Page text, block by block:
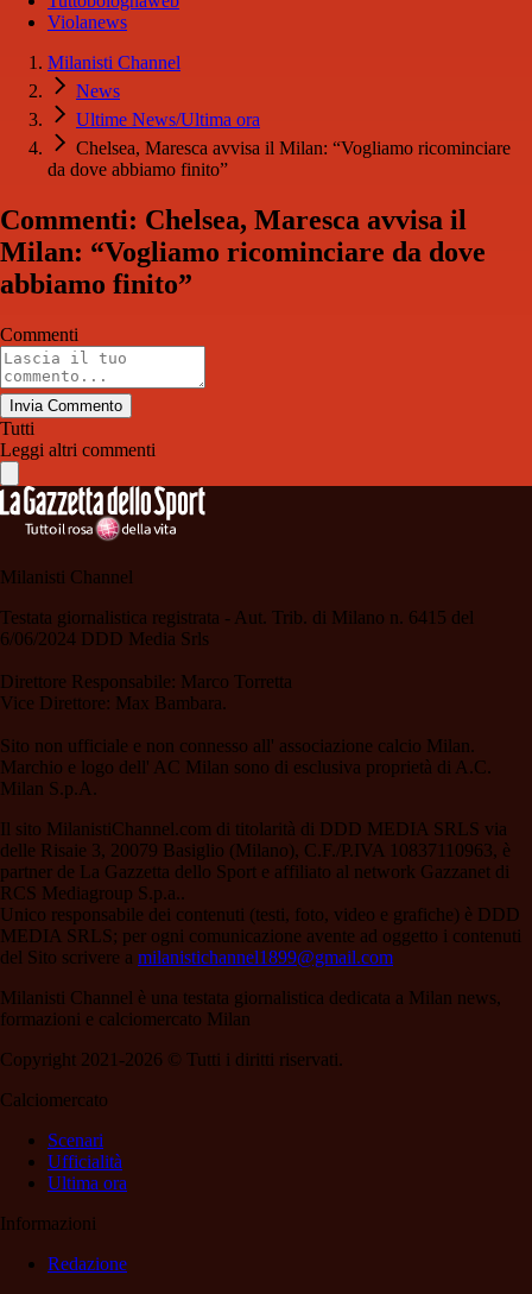
Violanews
Milanisti Channel
News
Ultime News/Ultima ora
Chelsea, Maresca avvisa il Milan: “Vogliamo ricominciare
da dove abbiamo finito”
Commenti: Chelsea, Maresca avvisa il
Milan: “Vogliamo ricominciare da dove
abbiamo finito”
Commenti
Invia Commento
Tutti
Leggi altri commenti
Milanisti Channel
Testata giornalistica registrata - Aut. Trib. di Milano n. 6415 del
6/06/2024 DDD Media Srls
Direttore Responsabile: Marco Torretta
Vice Direttore: Max Bambara.
Sito non ufficiale e non connesso all' associazione calcio Milan.
Marchio e logo dell' AC Milan sono di esclusiva proprietà di A.C.
Milan S.p.A.
Il sito MilanistiChannel.com di titolarità di DDD MEDIA SRLS via
delle Risaie 3, 20079 Basiglio (Milano), C.F./P.IVA 10837110963, è
partner de La Gazzetta dello Sport e affiliato al network Gazzanet di
RCS Mediagroup S.p.a..
Unico responsabile dei contenuti (testi, foto, video e grafiche) è DDD
MEDIA SRLS; per ogni comunicazione avente ad oggetto i contenuti
del Sito scrivere a milanistichannel1899@gmail.com
Milanisti Channel è una testata giornalistica dedicata a Milan news,
formazioni e calciomercato Milan
Copyright 2021-2026 © Tutti i diritti riservati.
Calciomercato
Scenari
Ufficialità
Ultima ora
Informazioni
Redazione